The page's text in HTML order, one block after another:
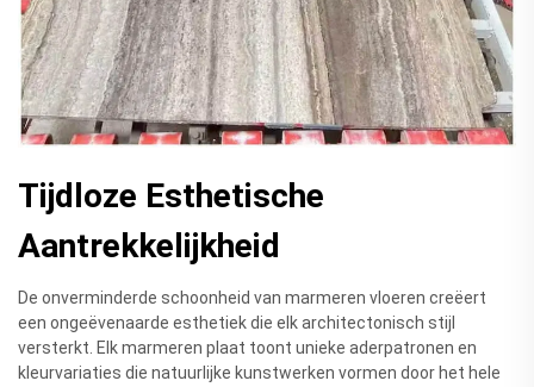
Tijdloze Esthetische
Aantrekkelijkheid
De onverminderde schoonheid van marmeren vloeren creëert
een ongeëvenaarde esthetiek die elk architectonisch stijl
versterkt. Elk marmeren plaat toont unieke aderpatronen en
kleurvariaties die natuurlijke kunstwerken vormen door het hele